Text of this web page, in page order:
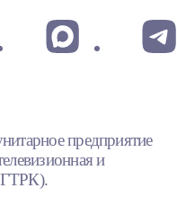
предприятие
и